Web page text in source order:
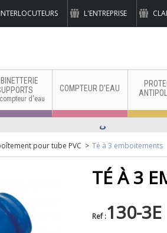
INTERLOCUTEURS L'ENTREPRISE
d'eau
COMPTEUR D'EAU
pour tube PVC > Té à 3 emboitements
TÉ À 3
Ref :130-3E